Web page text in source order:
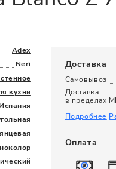
x 280
Adex
Neri
кухни
Доставка
Самовывоз
Доставка
в пределах
Подробнее
Оплата